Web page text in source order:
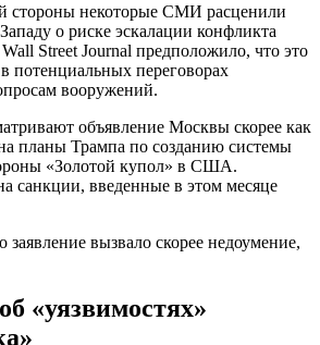
стороны некоторые СМИ расценили
о риске эскалации конфликта
Street Journal предположило, что это
потенциальных переговорах
вооружений.
объявление Москвы скорее как
планы Трампа по созданию системы
«Золотой купол» в США.
санкции, введенные в этом месяце
вызвало скорее недоумение,
«уязвимостях»